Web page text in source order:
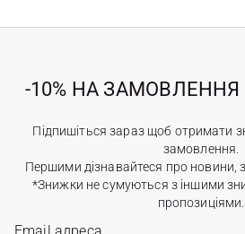
-10% НА
Підпишіться зараз щоб отримати
замовлення.
Першими дізнавайтеся про новини,
*Знижки не сумуються з іншими
пропозиціями.